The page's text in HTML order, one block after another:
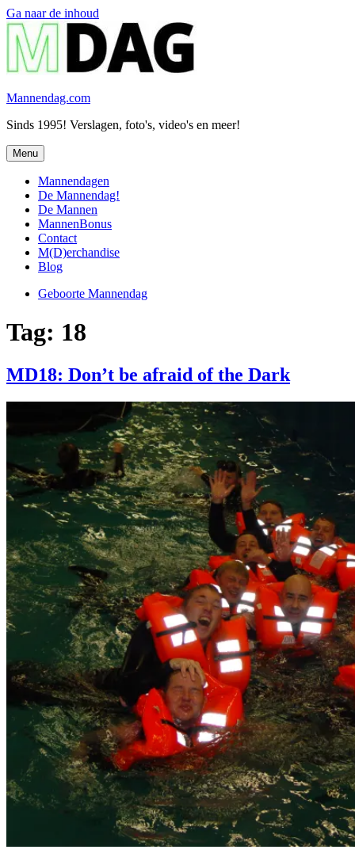
Ga naar de inhoud
Mannendag.com
Sinds 1995! Verslagen, foto's, video's en meer!
Menu
Mannendagen
De Mannendag!
De Mannen
MannenBonus
Contact
M(D)erchandise
Blog
Geboorte Mannendag
Tag: 18
MD18: Don’t be afraid of the Dark